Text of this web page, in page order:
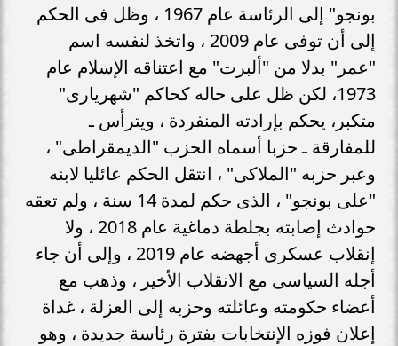
بونجو" إلى الرئاسة عام 1967 ، وظل فى الحكم
إلى أن توفى عام 2009 ، واتخذ لنفسه اسم
"عمر" بدلا من "ألبرت" مع اعتناقه الإسلام عام
1973، لكن ظل على حاله كحاكم "شهريارى"
متكبر، يحكم بإرادته المنفردة ، ويترأس ـ
للمفارقة ـ حزبا أسماه الحزب "الديمقراطى" ،
وعبر حزبه "الملاكى" ، انتقل الحكم عائليا لابنه
"على بونجو" ، الذى حكم لمدة 14 سنة ، ولم تعقه
حوادث إصابته بجلطة دماغية عام 2018 ، ولا
إنقلاب عسكرى أجهضه عام 2019 ، وإلى أن جاء
أجله السياسى مع الانقلاب الأخير ، وذهب مع
أعضاء حكومته وعائلته وحزبه إلى العزلة ، غداة
إعلان فوزه الإنتخابات بفترة رئاسة جديدة ، وهو